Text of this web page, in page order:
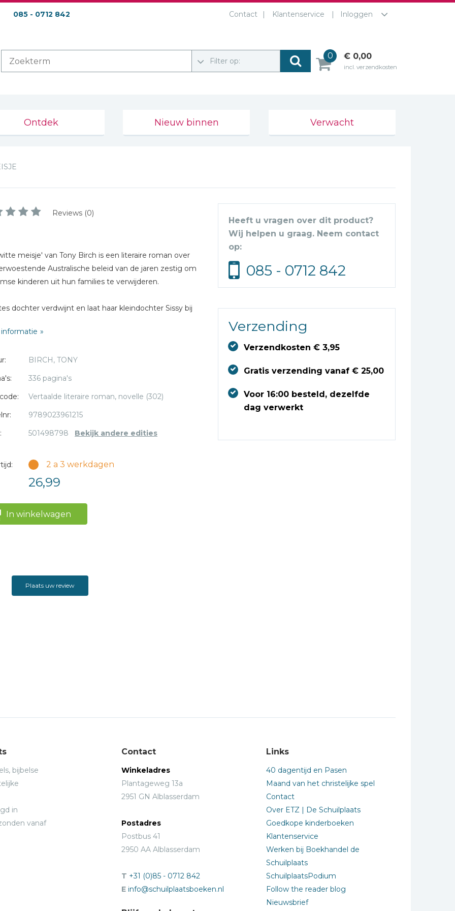
085 - 0712 842 Contact Klantenservice Inloggen
Filter op:
0 € 0,00
incl. verzendkosten
Ontdek Nieuw binnen Verwacht
Reviews (0)
meisje' van Tony Birch is een literaire roman over
Australische beleid van de jaren zestig om
kinderen uit hun families te verwijderen.
dochter verdwijnt en laat haar kleindochter Sissy bij
Aboriginal-kinderen om ze bij hun families weg te
arriveert er een nieuwe politieagent in het
Odette zal alles moeten riskeren om Sissy te
BIRCH, TONY
336 pagina's
Vertaalde literaire roman, novelle (302)
9789023961215
501498798 Bekijk andere edities
2 a 3 werkdagen
26,99
In winkelwagen
Heeft u vragen over dit product?
Wij helpen u graag. Neem contact
op:
085 - 0712 842
Verzending
Verzendkosten € 3,95
Gratis verzending vanaf € 25,00
Voor 16:00 besteld, dezelfde
dag verwerkt
Plaats uw review
bijbelse
in
vanaf
Contact
Winkeladres
Plantageweg 13a
2951 GN Alblasserdam
Postadres
Postbus 41
2950 AA Alblasserdam
T +31 (0)85 - 0712 842
E info@schuilplaatsboeken.nl
Links
40 dagentijd en Pasen
Maand van het christelijke spel
Contact
Over ETZ | De Schuilplaats
Goedkope kinderboeken
Klantenservice
Werken bij Boekhandel de
Schuilplaats
SchuilplaatsPodium
Follow the reader blog
Nieuwsbrief